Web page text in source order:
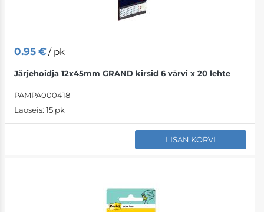
0.95 €/ pk
Järjehoidja 12x45mm GRAND kirsid 6 värvi x 20 lehte
PAMPA000418
Laoseis: 15 pk
LISAN KORVI